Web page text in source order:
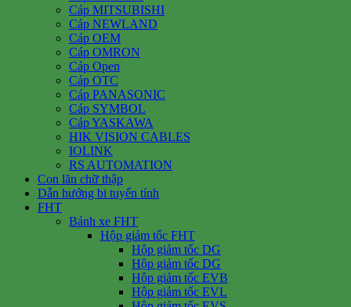
Cáp MITSUBISHI
Cáp NEWLAND
Cáp OEM
Cáp OMRON
Cáp Open
Cáp OTC
Cáp PANASONIC
Cáp SYMBOL
Cáp YASKAWA
HIK VISION CABLES
IOLINK
RS AUTOMATION
Con lăn chữ thập
Dẫn hướng bi tuyến tính
FHT
Bánh xe FHT
Hộp giảm tốc FHT
Hộp giảm tốc DG
Hộp giảm tốc DG
Hộp giảm tốc EVB
Hộp giảm tốc EVL